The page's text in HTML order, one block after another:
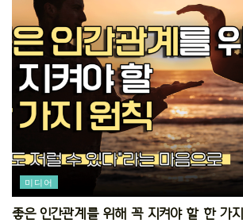
미디어
좋은 인간관계를 위해 꼭 지켜야 할 한 가